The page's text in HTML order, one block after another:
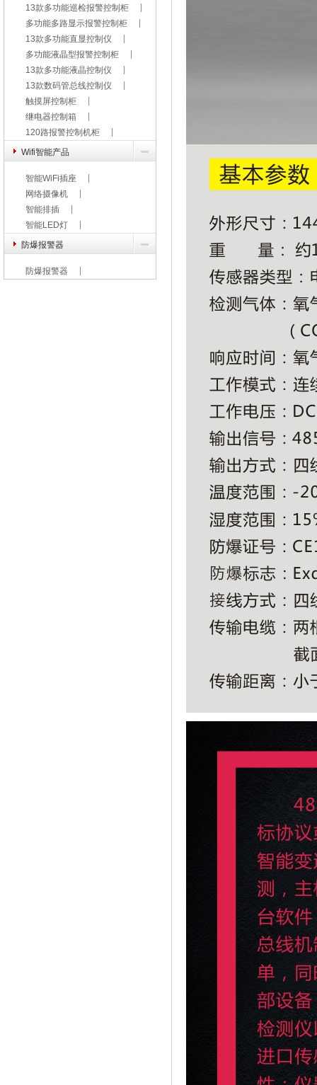
13款多功能巡检报警控制柜
多功能多路显示报警控制柜
13款多功能直显控制仪
多功能液晶型报警控制柜
13款多功能液晶控制仪
13款数码管总线控制仪
触摸屏控制柜
继电器控制箱
120路报警控制机柜
Wifi智能产品
智能WiFi插座
网络摄像机
智能排插
智能LED灯
防爆报警器
防爆报警器